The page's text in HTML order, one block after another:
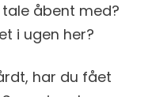
åbent med?
i ugen her?
har du fået